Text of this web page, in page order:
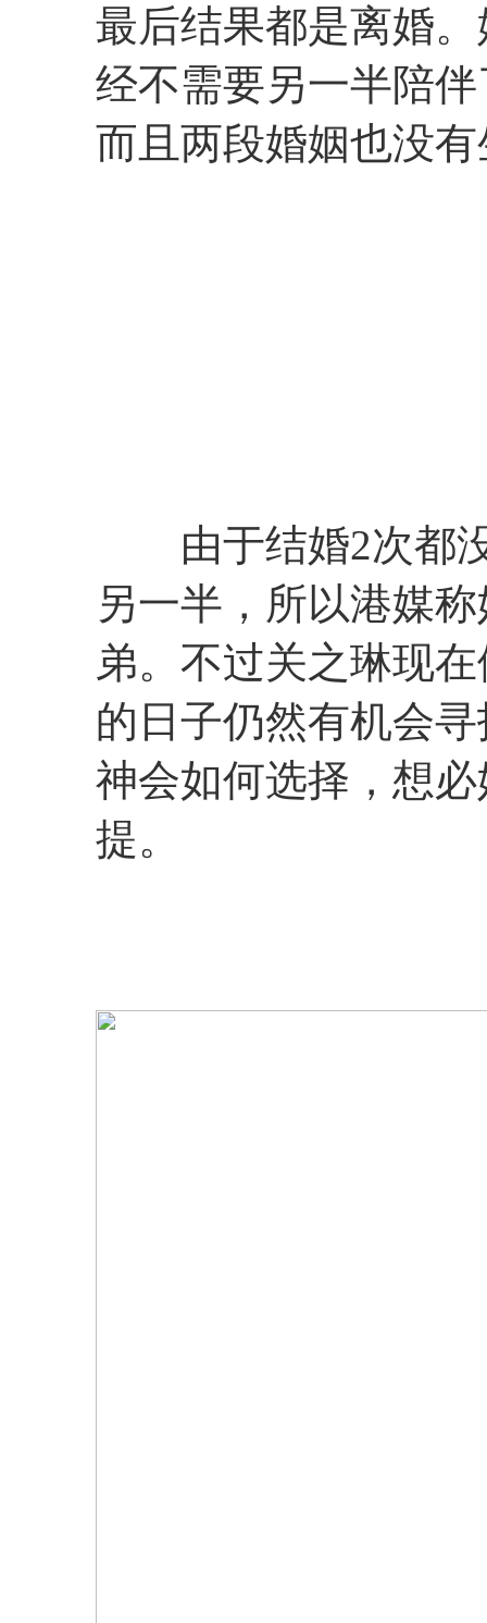
最后结果都是离婚
经不需要另一半陪
而且两段婚姻也没
由于结婚2次都没
另一半，所以港媒
弟。不过关之琳现
的日子仍然有机会
神会如何选择，想
提。